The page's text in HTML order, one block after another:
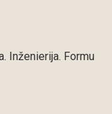
Inženierija. Formu